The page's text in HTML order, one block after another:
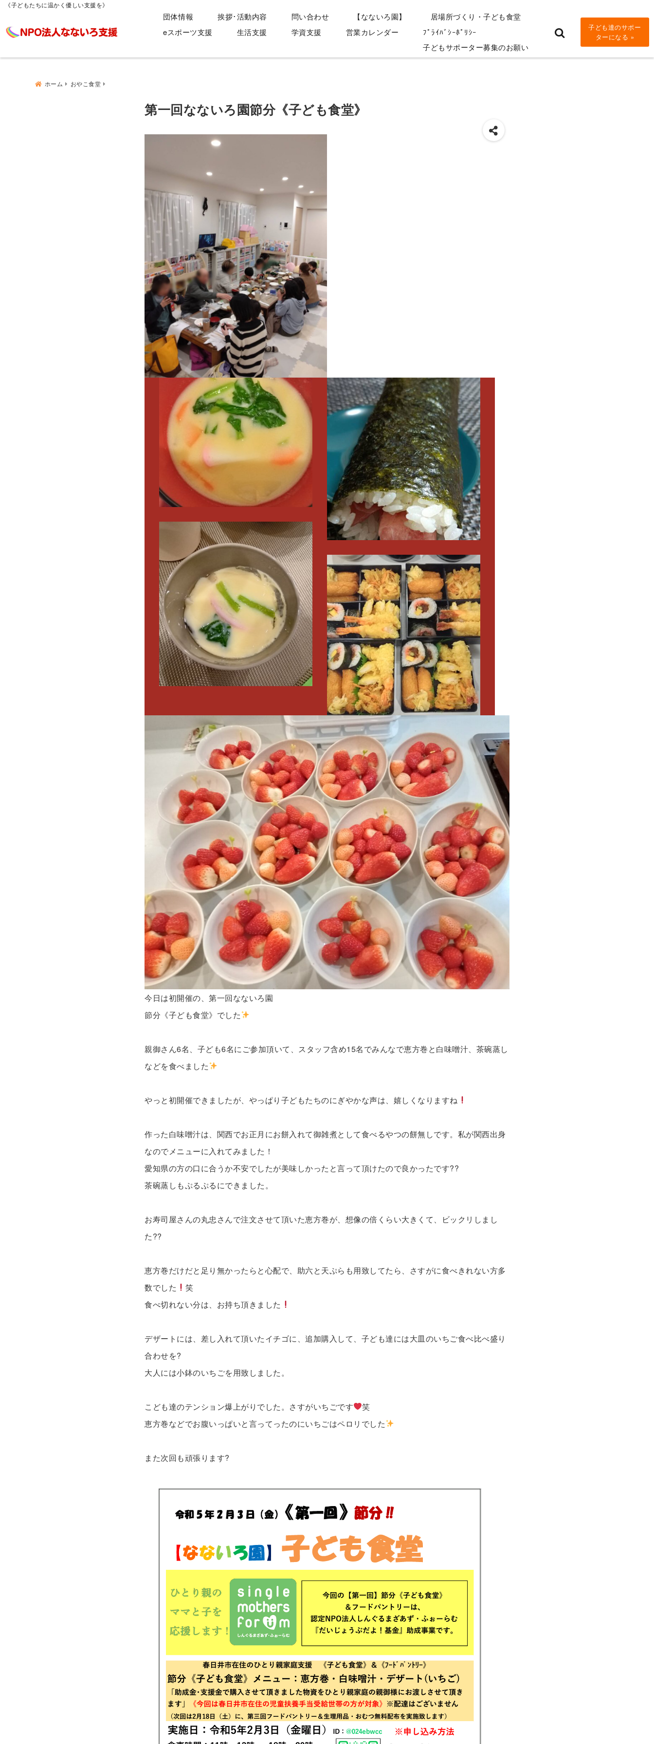
《子どもたちに温かく優しい支援を》
団体情報 挨拶･活動内容 問い合わせ 【なないろ園】
居場所づくり・子ども食堂
eスポーツ支援
生活支援 学資支援 営業カレンダー
ﾌﾟﾗｲﾊﾞｼｰﾎﾟﾘｼｰ
子どもサポーター募集のお願い
子ども達のサポー
ターになる »
ホーム おやこ食堂
第一回なないろ園節分《子ども食堂》
今日は初開催の、第一回なないろ園
節分《子ども食堂》でした
親御さん6名、子ども6名にご参加頂いて、スタッフ含め15名でみんなで恵方巻と白味噌汁、茶碗蒸し
などを食べました
やっと初開催できましたが、やっぱり子どもたちのにぎやかな声は、嬉しくなりますね
作った白味噌汁は、関西でお正月にお餅入れて御雑煮として食べるやつの餅無しです。私が関西出身
なのでメニューに入れてみました！
愛知県の方の口に合うか不安でしたが美味しかったと言って頂けたので良かったです??
茶碗蒸しもぷるぷるにできました。
お寿司屋さんの丸忠さんで注文させて頂いた恵方巻が、想像の倍くらい大きくて、ビックリしまし
た??
恵方巻だけだと足り無かったらと心配で、助六と天ぷらも用致してたら、さすがに食べきれない方多
数でした
笑
食べ切れない分は、お持ち頂きました
デザートには、差し入れて頂いたイチゴに、追加購入して、子ども達には大皿のいちご食べ比べ盛り
合わせを?
大人には小鉢のいちごを用致しました。
こども達のテンション爆上がりでした。さすがいちごです
笑
恵方巻などでお腹いっぱいと言ってったのにいちごはペロリでした
また次回も頑張ります?